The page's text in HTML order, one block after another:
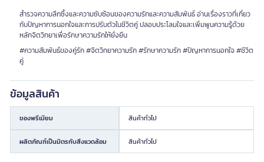
สำรวจความลึกซึ้งและความซับซ้อนของความรักและความสัมพันธ์ อ่านเรื่องราวที่เกี่ยว
กับปัญหาการนอกใจและการปรับตัวในชีวิตคู่ ปลอบประโลมใจและเพิ่มพูนความรู้ด้วย
หลักจิตวิทยาเพื่อรักษาความรักให้ยั่งยืน
#ความสัมพันธ์ของคู่รัก #จิตวิทยาความรัก #รักษาความรัก #ปัญหาการนอกใจ #ชีวิต
คู่
ข้อมูลสินค้า
ของพรีเมียม สินค้าทั่วไป
ผลิตภัณฑ์เป็นมิตรกับสิ่งแวดล้อม สินค้าทั่วไป